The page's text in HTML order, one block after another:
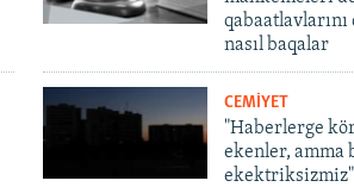
nasıl baqalar
CEMİYET
"Haberlerge
ekenler, amma
ekektriksizmiz"